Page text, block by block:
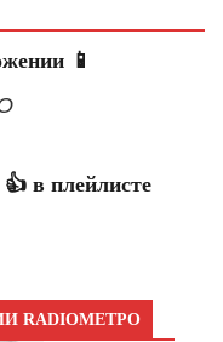
📱
в плейлисте
RADIOМЕТРО